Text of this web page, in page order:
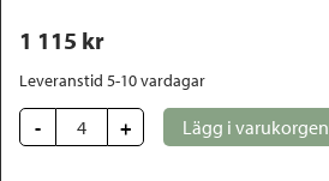
1 115 kr
Leveranstid 5-10 vardagar
- + Lägg i varukorgen